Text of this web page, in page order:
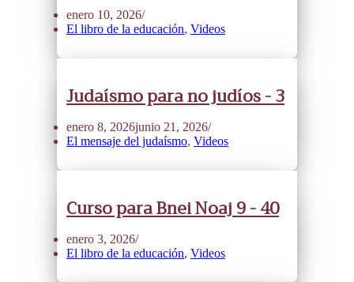
enero 10, 2026
El libro de la educación, Videos
Judaísmo para no judíos - 3
enero 8, 2026junio 21, 2026
El mensaje del judaísmo, Videos
Curso para Bnei Noaj 9 - 40
enero 3, 2026
El libro de la educación, Videos